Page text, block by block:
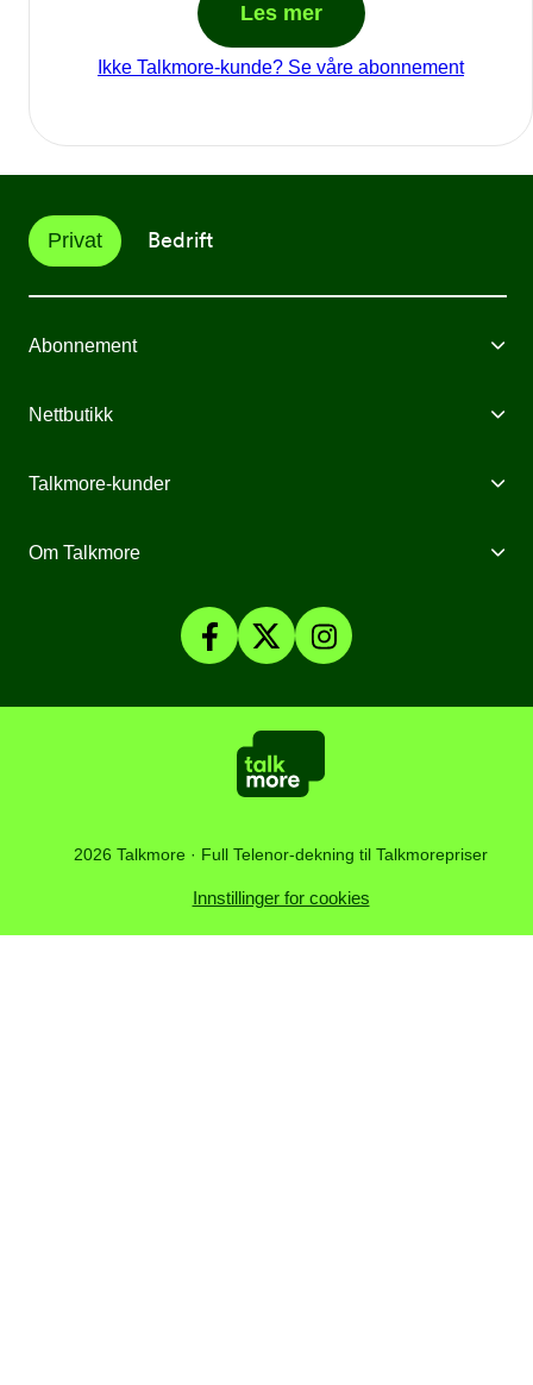
Les mer
Ikke Talkmore-kunde? Se våre abonnement
Privat Bedrift
Abonnement
Mobilabonnement
Priser
Nettbutikk
Mobiltelefoner
Talkmore-kunder
Mine Sider
Om Talkmore
Personvern og Cookies
Affiliate
2026 Talkmore · Full Telenor-dekning til Talkmorepriser
Innstillinger for cookies